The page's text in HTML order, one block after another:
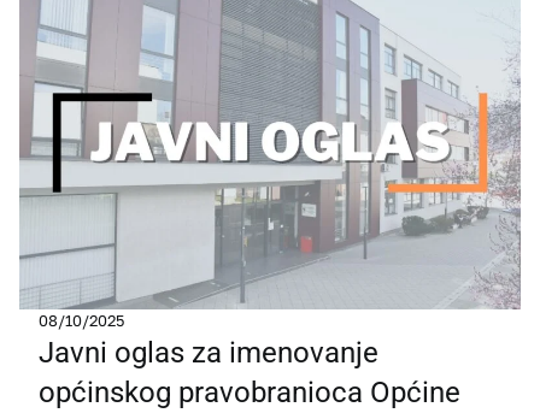
08/10/2025
Javni oglas za imenovanje
općinskog pravobranioca Općine